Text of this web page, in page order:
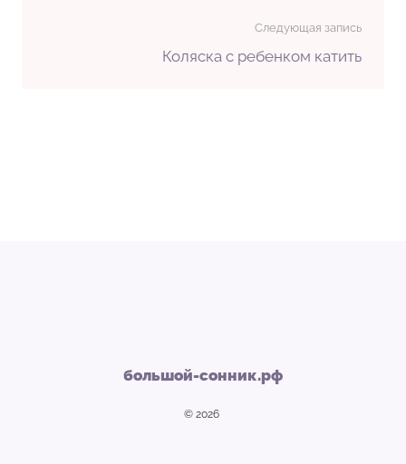
Следующая запись
Коляска с ребенком катить
большой-сонник.рф
© 2026